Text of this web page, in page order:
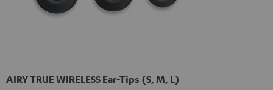
AIRY TRUE WIRELESS Ear-Tips (S, M, L)